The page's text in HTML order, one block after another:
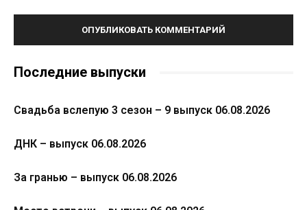
Последние выпуски
Свадьба вслепую 3 сезон – 9 выпуск 06.08.2026
ДНК – выпуск 06.08.2026
За гранью – выпуск 06.08.2026